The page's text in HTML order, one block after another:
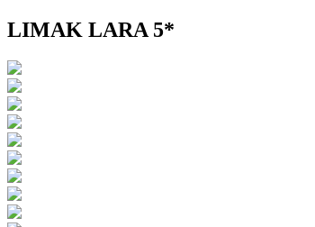
LIMAK LARA 5*